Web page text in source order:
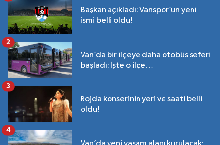
Başkan açıkladı: Vanspor’un yeni
ismi belli oldu!
Van’da bir ilçeye daha otobüs seferi
başladı: İşte o ilçe…
2
Rojda konserinin yeri ve saati belli
oldu!
3
Van’da yeni yaşam alanı kurulacak:
4